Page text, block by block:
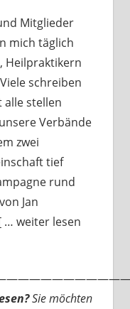
Mitglieder
mich täglich
Heilpraktikern
schreiben
alle stellen
Verbände
zwei
tief
rund
Jan
… weiter lesen
Sie möchten